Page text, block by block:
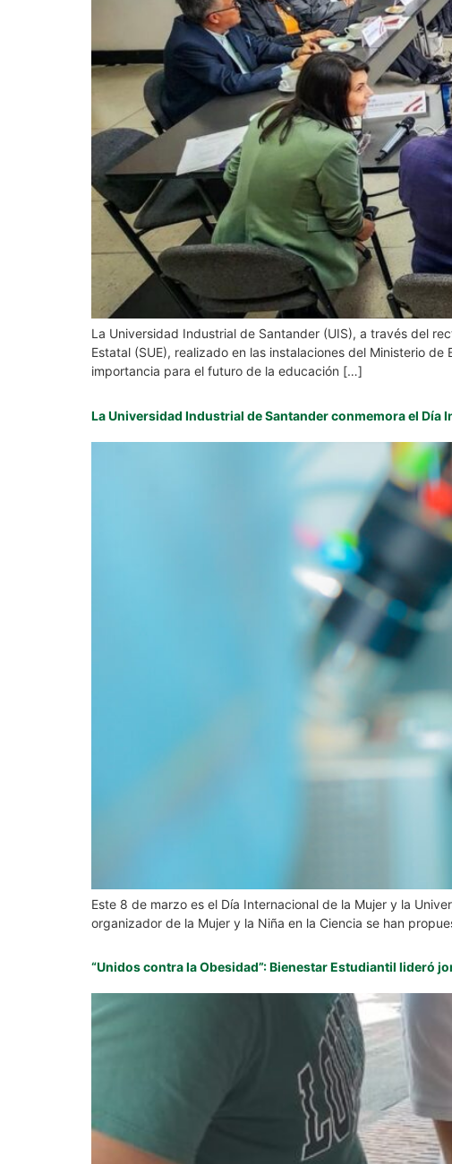
La Universidad Industrial de Santander (UIS), a través del
Estatal (SUE), realizado en las instalaciones del Ministerio
importancia para el futuro de la educación […]
La Universidad Industrial de Santander conmemora el Día
Este 8 de marzo es el Día Internacional de la Mujer y la
organizador de la Mujer y la Niña en la Ciencia se han
“Unidos contra la Obesidad”: Bienestar Estudiantil lideró